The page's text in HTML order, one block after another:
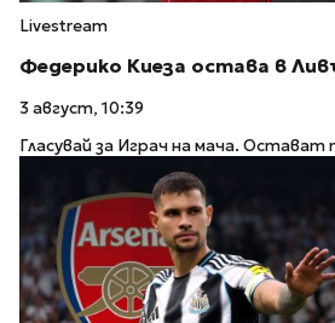
Livestream
Федерико Киеза остава в
3 август, 10:39
Гласувай за Играч на мача. Остават